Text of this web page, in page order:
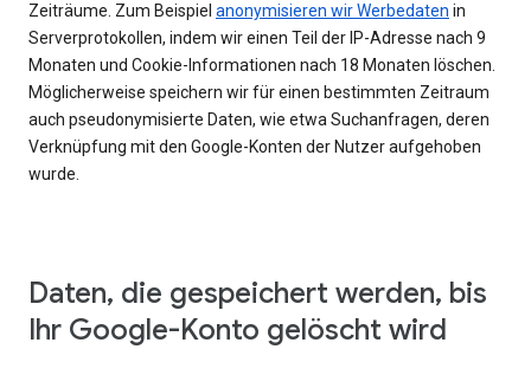
Zeiträume. Zum Beispiel anonymisieren wir Werbedaten in
Serverprotokollen, indem wir einen Teil der IP-Adresse nach 9
Monaten und Cookie-Informationen nach 18 Monaten löschen.
Möglicherweise speichern wir für einen bestimmten Zeitraum
auch pseudonymisierte Daten, wie etwa Suchanfragen, deren
Verknüpfung mit den Google-Konten der Nutzer aufgehoben
wurde.
Daten, die gespeichert werden, bis
Ihr Google-Konto gelöscht wird